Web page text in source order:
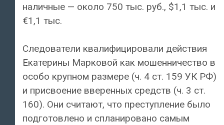
наличные — около 750 тыс. руб., $1,1 тыс. и
€1,1 тыс.
Следователи квалифицировали действия
Екатерины Марковой как мошенничество в
особо крупном размере (ч. 4 ст. 159 УК РФ)
и присвоение вверенных средств (ч. 3 ст.
160). Они считают, что преступление было
подготовлено и спланировано самым